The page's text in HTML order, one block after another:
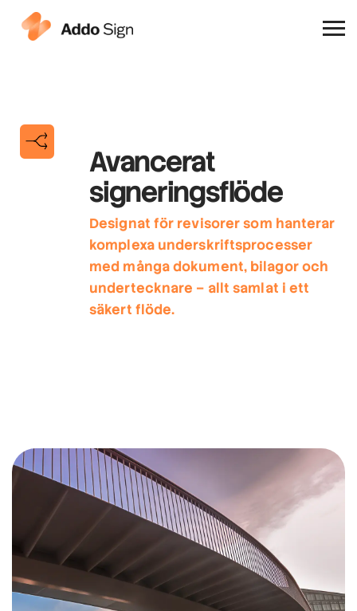
Varför Addo Sign
Avancerat
signeringsflöde
Designat för revisorer som hanterar
komplexa underskriftsprocesser
med många dokument, bilagor och
undertecknare – allt samlat i ett
säkert flöde.